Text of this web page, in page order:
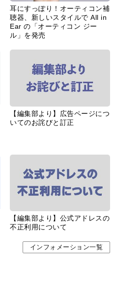
耳にすっぽり！オーティコン補
聴器、新しいスタイルで All in
Ear の「オーティコン ジー
ル」を発売
【編集部より】広告ページにつ
いてのお詫びと訂正
【編集部より】公式アドレスの
不正利用について
インフォメーション一覧